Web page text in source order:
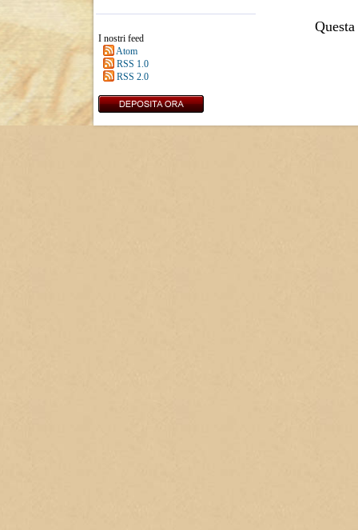
I nostri feed
Atom
RSS 1.0
RSS 2.0